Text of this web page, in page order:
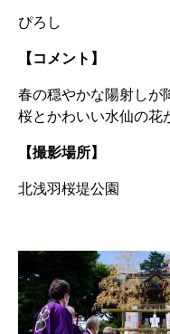
ぴろし
【コメント】
春の穏やかな陽射しが
桜とかわいい水仙の花
【撮影場所】
北浅羽桜堤公園